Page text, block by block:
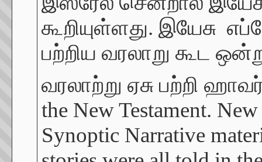
கூறியுள்ளது. இயேசு
பற்றிய வரலாறு கூட
வரலாற்று ஏசு பற்றி
the New Testament.
Synoptic Narrative